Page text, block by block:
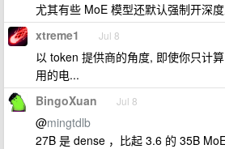
尤其有些 MoE 模型还默认强制开深度
xtreme1 Jul 8
以 token 提供商的角度, 即使你只计
用的电...
BingoXuan Jul 8
@mingtdlb
27B 是 dense ，比起 3.6 的 35B